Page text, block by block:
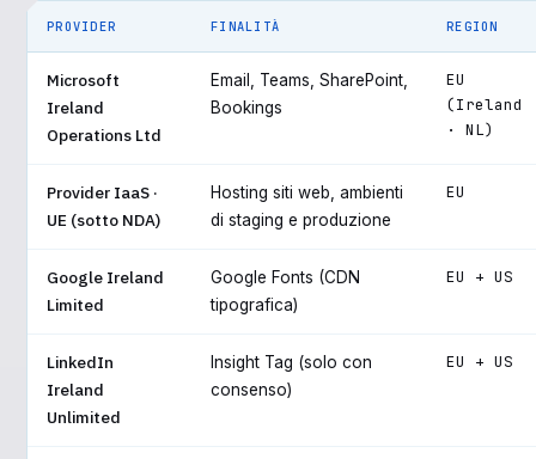
PROVIDER FINALITÀ REGION
Microsoft
Ireland
Operations Ltd
Email, Teams, SharePoint,
Bookings
EU
(Ireland
· NL)
Provider IaaS ·
UE (sotto NDA)
Hosting siti web, ambienti
di staging e produzione
EU
Google Ireland
Limited
Google Fonts (CDN
tipografica)
EU + US
LinkedIn
Ireland
Unlimited
Insight Tag (solo con
consenso)
EU + US